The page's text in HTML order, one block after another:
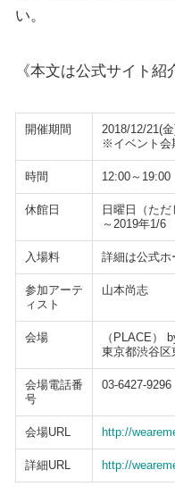
い。
《本文は公式サイト紹
開催期間
2018/12/21(
※イベント会
時間 12:00～19:00
休館日
日曜日（た
～2019年1/6
入場料 詳細は公式ホ
参加アーテ
ィスト
山本尚志
会場
（PLACE）
東京都渋谷区
会場電話番
号
03-6427-9296
会場URL http://
詳細URL http://